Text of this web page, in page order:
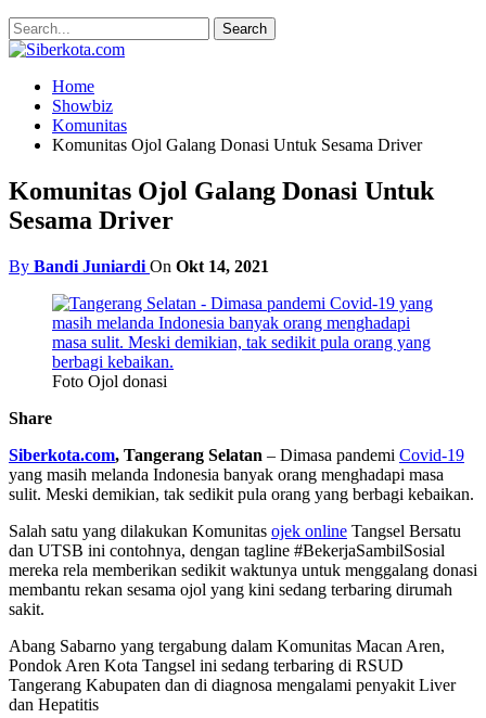
Home
Showbiz
Komunitas
Komunitas Ojol Galang Donasi Untuk Sesama Driver
Komunitas Ojol Galang Donasi Untuk
Sesama Driver
By Bandi Juniardi On Okt 14, 2021
Foto Ojol donasi
Share
Siberkota.com, Tangerang Selatan – Dimasa pandemi Covid-19
yang masih melanda Indonesia banyak orang menghadapi masa
sulit. Meski demikian, tak sedikit pula orang yang berbagi kebaikan.
Salah satu yang dilakukan Komunitas ojek online Tangsel Bersatu
dan UTSB ini contohnya, dengan tagline #BekerjaSambilSosial
mereka rela memberikan sedikit waktunya untuk menggalang donasi
membantu rekan sesama ojol yang kini sedang terbaring dirumah
sakit.
Abang Sabarno yang tergabung dalam Komunitas Macan Aren,
Pondok Aren Kota Tangsel ini sedang terbaring di RSUD
Tangerang Kabupaten dan di diagnosa mengalami penyakit Liver
dan Hepatitis